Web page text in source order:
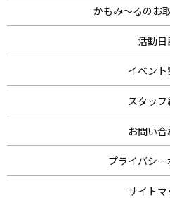
かもみ～るのお
活動日
イベント
スタッ
お問い合
プライバシ
サイト